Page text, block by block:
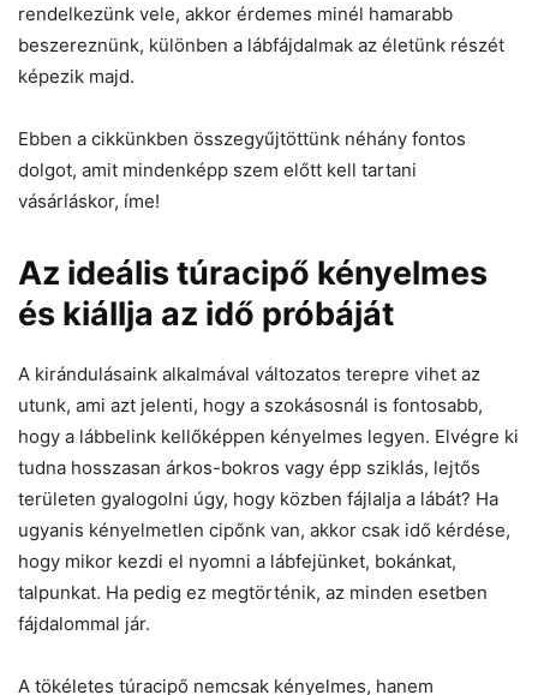
rendelkezünk vele, akkor érdemes minél hamarabb
beszereznünk, különben a lábfájdalmak az életünk részét
képezik majd.
Ebben a cikkünkben összegyűjtöttünk néhány fontos
dolgot, amit mindenképp szem előtt kell tartani
vásárláskor, íme!
Az ideális túracipő kényelmes
és kiállja az idő próbáját
A kirándulásaink alkalmával változatos terepre vihet az
utunk, ami azt jelenti, hogy a szokásosnál is fontosabb,
hogy a lábbelink kellőképpen kényelmes legyen. Elvégre ki
tudna hosszasan árkos-bokros vagy épp sziklás, lejtős
területen gyalogolni úgy, hogy közben fájlalja a lábát? Ha
ugyanis kényelmetlen cipőnk van, akkor csak idő kérdése,
hogy mikor kezdi el nyomni a lábfejünket, bokánkat,
talpunkat. Ha pedig ez megtörténik, az minden esetben
fájdalommal jár.
A tökéletes túracipő nemcsak kényelmes, hanem